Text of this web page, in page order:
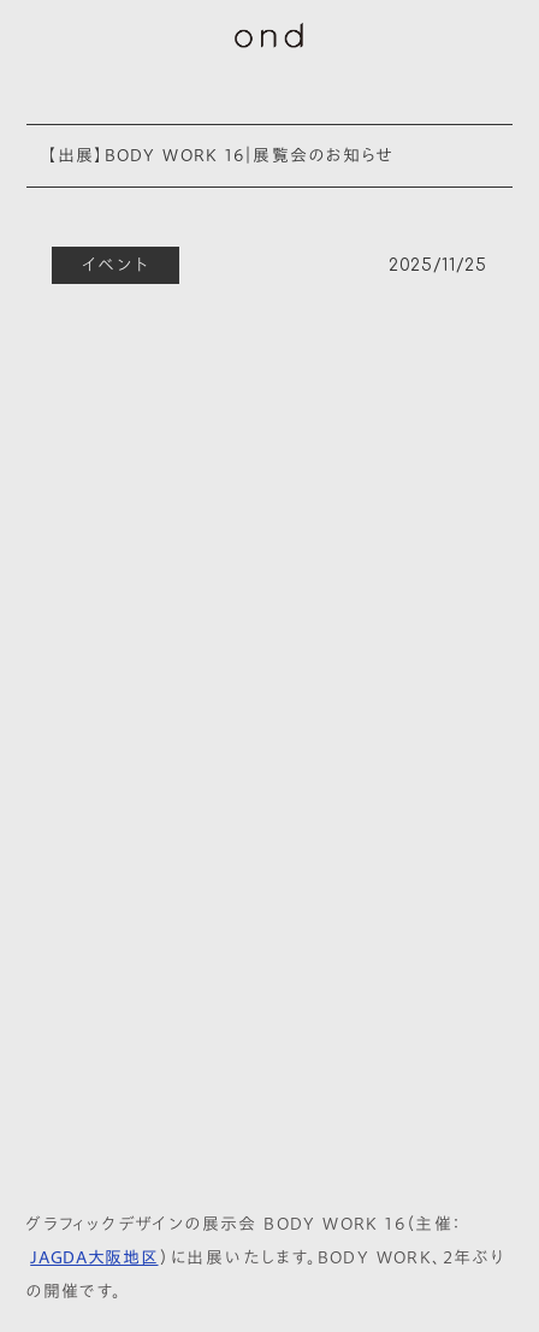
【出展】BODY WORK 16｜展覧会のお知らせ
イベント 2025/11/25
グラフィックデザインの展示会 BODY WORK 16（主催：
JAGDA大阪地区）に出展いたします。BODY WORK、2年ぶり
の開催です。